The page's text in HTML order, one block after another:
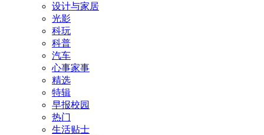
设计与家居
光影
科玩
科普
汽车
心事家事
精选
特辑
早报校园
热门
生活贴士